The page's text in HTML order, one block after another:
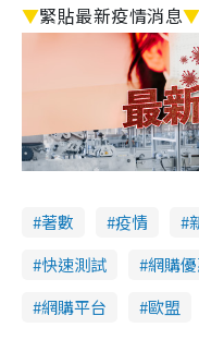
▼緊貼最新疫情消息▼
著數 疫情
快速測試
網購
網購平台
歐盟